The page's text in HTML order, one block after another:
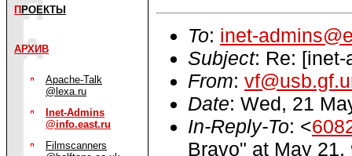
П РОЕКТЫ
АРХИВ
Apache-Talk
@lexa.ru
Inet-Admins
@info.east.ru
Filmscanners
To: inet-
Subject: Re: [inet-
From:
Date: Wed, 21
In-Reply-To: <
Bravo" at May 21,